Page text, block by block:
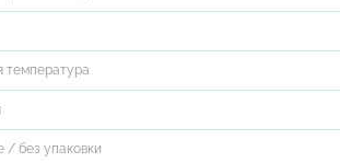
температура
/ без упаковки